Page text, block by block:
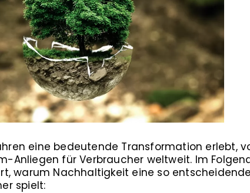
eine bedeutende Transformation erlebt,
Anliegen für Verbraucher weltweit. Im
warum Nachhaltigkeit eine so
spielt: